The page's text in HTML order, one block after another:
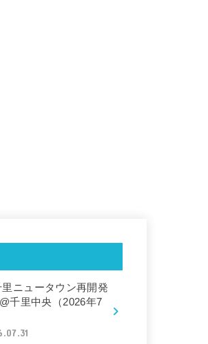
里ニュータウン再開発
千里中央（2026年7